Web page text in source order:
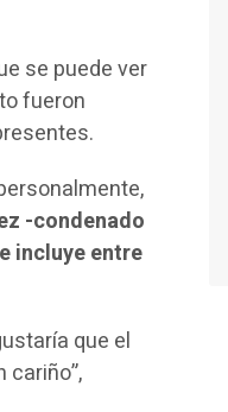
se puede ver
fueron
-condenado
incluye entre
que el